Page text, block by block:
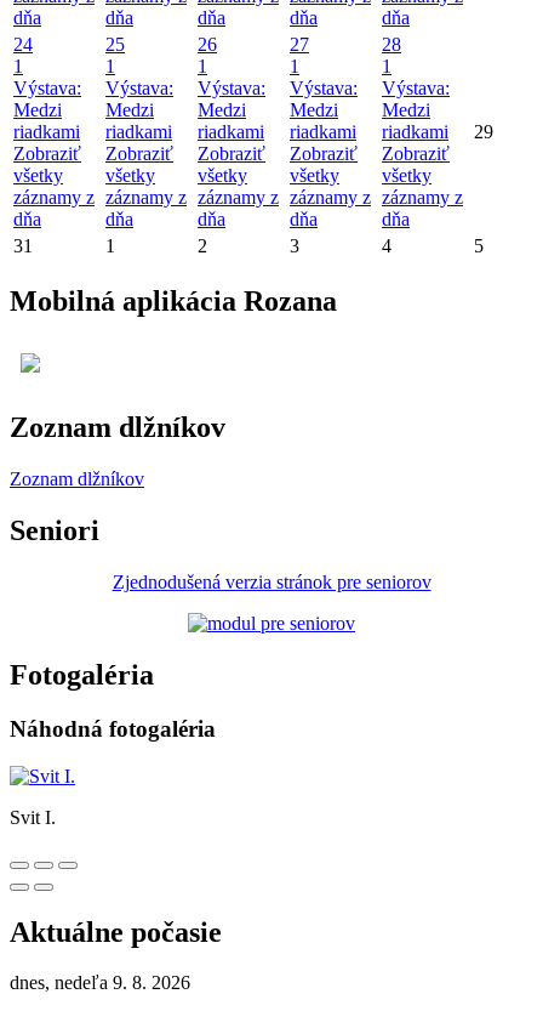
dňa
dňa
dňa
dňa
dňa
24
1
Výstava:
Medzi
riadkami
Zobraziť
všetky
záznamy z
dňa
25
1
Výstava:
Medzi
riadkami
Zobraziť
všetky
záznamy z
dňa
26
1
Výstava:
Medzi
riadkami
Zobraziť
všetky
záznamy z
dňa
27
1
Výstava:
Medzi
riadkami
Zobraziť
všetky
záznamy z
dňa
28
1
Výstava:
Medzi
riadkami
Zobraziť
všetky
záznamy z
dňa
29
31 1 2 3 4 5
Mobilná aplikácia Rozana
Zoznam dlžníkov
Zoznam dlžníkov
Seniori
Zjednodušená verzia stránok pre seniorov
Fotogaléria
Náhodná fotogaléria
Svit I.
Aktuálne počasie
dnes, nedeľa 9. 8. 2026